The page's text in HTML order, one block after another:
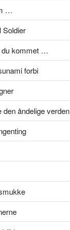
…
Soldier
du kommet …
forbi
åndelige verden